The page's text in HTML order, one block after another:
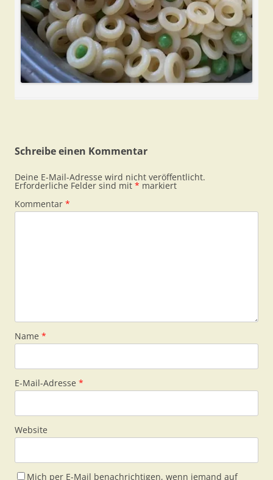
Schreibe einen Kommentar
Deine E-Mail-Adresse wird nicht veröffentlicht.
Erforderliche Felder sind mit * markiert
Kommentar *
Name *
E-Mail-Adresse *
Website
Mich per E-Mail benachrichtigen, wenn jemand auf